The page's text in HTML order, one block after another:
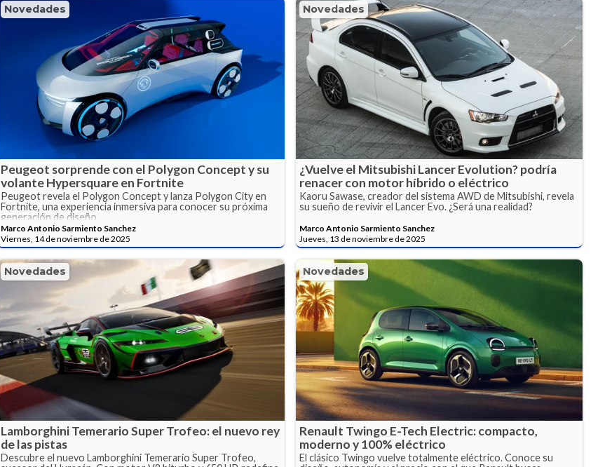
Novedades
Peugeot sorprende con el Polygon Concept y su
volante Hypersquare en Fortnite
Peugeot revela el Polygon Concept y lanza Polygon City en
Fortnite, una experiencia inmersiva para conocer su próxima
generación de diseño.
Marco Antonio Sarmiento Sanchez
Viernes, 14 de noviembre de 2025
Novedades
¿Vuelve el Mitsubishi Lancer Evolution? podría
renacer con motor híbrido o eléctrico
Kaoru Sawase, creador del sistema AWD de Mitsubishi, revela
su sueño de revivir el Lancer Evo. ¿Será una realidad?
Marco Antonio Sarmiento Sanchez
Jueves, 13 de noviembre de 2025
Novedades
Lamborghini Temerario Super Trofeo: el nuevo rey
de las pistas
Descubre el nuevo Lamborghini Temerario Super Trofeo,
Novedades
Renault Twingo E-Tech Electric: compacto,
moderno y 100% eléctrico
El clásico Twingo vuelve totalmente eléctrico. Conoce su